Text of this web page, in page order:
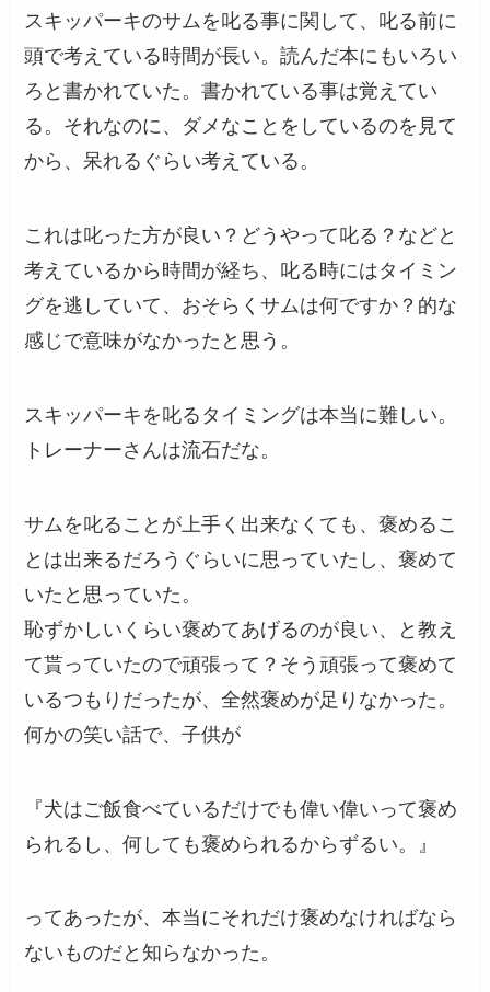
スキッパーキのサムを叱る事に関して、叱る前に
頭で考えている時間が長い。読んだ本にもいろい
ろと書かれていた。書かれている事は覚えてい
る。それなのに、ダメなことをしているのを見て
から、呆れるぐらい考えている。
これは叱った方が良い？どうやって叱る？などと
考えているから時間が経ち、叱る時にはタイミン
グを逃していて、おそらくサムは何ですか？的な
感じで意味がなかったと思う。
スキッパーキを叱るタイミングは本当に難しい。
トレーナーさんは流石だな。
サムを叱ることが上手く出来なくても、褒めるこ
とは出来るだろうぐらいに思っていたし、褒めて
いたと思っていた。
恥ずかしいくらい褒めてあげるのが良い、と教え
て貰っていたので頑張って？そう頑張って褒めて
いるつもりだったが、全然褒めが足りなかった。
何かの笑い話で、子供が
『犬はご飯食べているだけでも偉い偉いって褒め
られるし、何しても褒められるからずるい。』
ってあったが、本当にそれだけ褒めなければなら
ないものだと知らなかった。